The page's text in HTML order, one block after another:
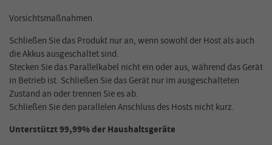
Vorsichtsmaßnahmen
Schließen Sie das Produkt nur an, wenn sowohl der Host als auch
die Akkus ausgeschaltet sind.
Stecken Sie das Parallelkabel nicht ein oder aus, während das Gerät
in Betrieb ist. Schließen Sie das Gerät nur im ausgeschalteten
Zustand an oder trennen Sie es ab.
Schließen Sie den parallelen Anschluss des Hosts nicht kurz.
Unterstützt 99,99% der Haushaltsgeräte